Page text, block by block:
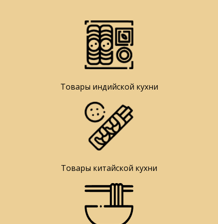
Товары индийской кухни
Товары китайской кухни